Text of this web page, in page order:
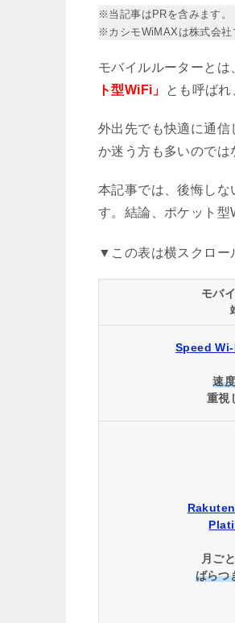
※当記事はPRを含みます。
※カシモWiMAXは株式会社
モバイルルーターとは
ト型WiFi」
とも呼ば
外出先でも快適に通信
か迷う方も多いのでは
本記事では、後悔しな
す。結論、ポケット型
モバ
Speed
速
重視
月ご
ばらつ